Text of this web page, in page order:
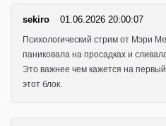
sekiro 01.06.2026 20:00:07
Психологический стрим от Мэри
паниковала на просадках и
Это важнее чем кажется на
этот блок.